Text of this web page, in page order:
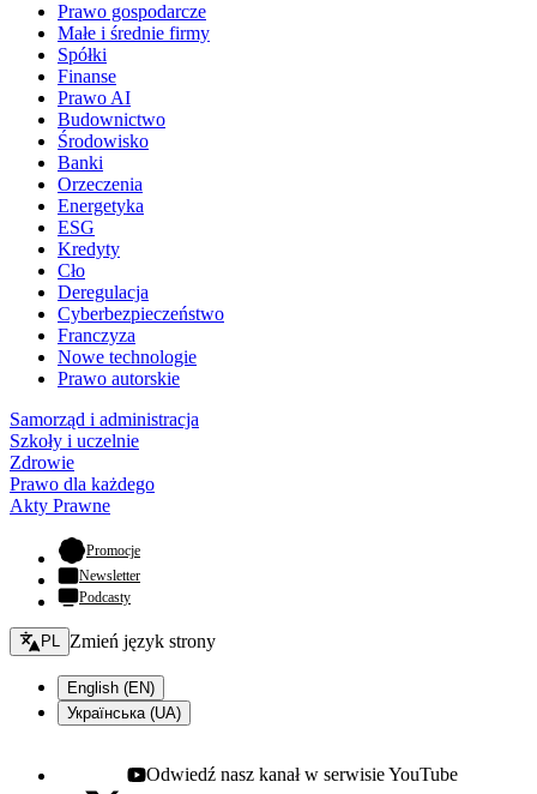
Prawo gospodarcze
Małe i średnie firmy
Spółki
Finanse
Prawo AI
Budownictwo
Środowisko
Banki
Orzeczenia
Energetyka
ESG
Kredyty
Cło
Deregulacja
Cyberbezpieczeństwo
Franczyza
Nowe technologie
Prawo autorskie
Samorząd i administracja
Szkoły i uczelnie
Zdrowie
Prawo dla każdego
Akty Prawne
Promocje- otwiera się w nowej karcie
Newsletter
Podcasty
Zmień język - bieżący:
PL Zmień język strony
English (EN)
Українська (UA)
Youtube - otwiera się w nowej karcie
Odwiedź nasz kanał w serwisie YouTube